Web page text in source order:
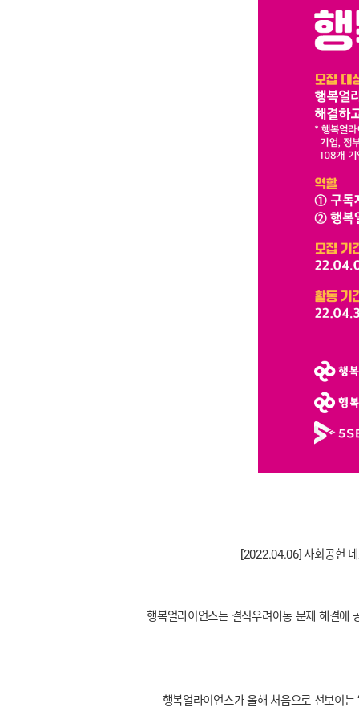
[2022.04.06] 사회공헌
행복얼라이언스는 결식우려아동 문제 해결에
행복얼라이언스가 올해 처음으로 선보이